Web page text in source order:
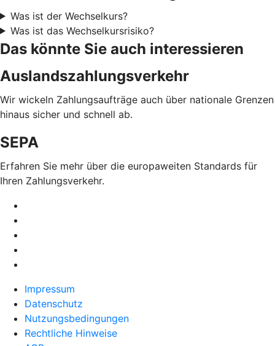
Was ist der Wechselkurs?
Was ist das Wechselkursrisiko?
Das könnte Sie auch interessieren
Auslandszahlungsverkehr
Wir wickeln Zahlungsaufträge auch über nationale Grenzen
hinaus sicher und schnell ab.
SEPA
Erfahren Sie mehr über die europaweiten Standards für
Ihren Zahlungsverkehr.
Impressum
Datenschutz
Nutzungsbedingungen
Rechtliche Hinweise